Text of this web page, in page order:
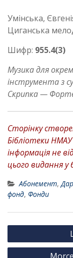
Умінська,
Циганська
Шифр: 955.4(3)
Музика для
інструмента з
Скрипка —
Сторінку
Бібліотеки
інформація не
цього видання у
Абонемент,
фонд, Фонди
Н
а